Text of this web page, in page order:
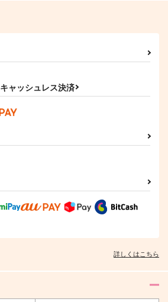
キャッシュレス決済
詳しくはこちら